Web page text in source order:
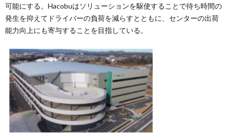
可能にする。Hacobuはソリューションを駆使することで待ち時間の
発生を抑えてドライバーの負荷を減らすとともに、センターの出荷
能力向上にも寄与することを目指している。